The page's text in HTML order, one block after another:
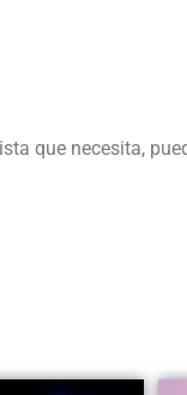
que necesita,